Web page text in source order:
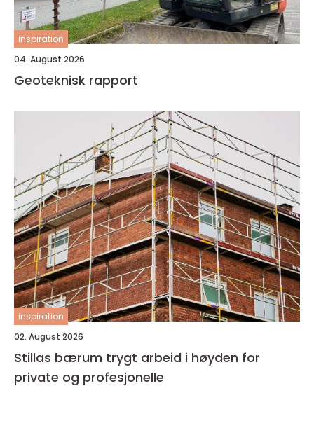
inspiration
04. August 2026
Geoteknisk rapport
inspiration
02. August 2026
Stillas bærum trygt arbeid i høyden for
private og profesjonelle